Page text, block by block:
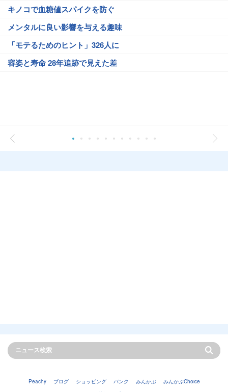
キノコで血糖値スパイクを防ぐ
メンタルに良い影響を与える趣味
「モテるためのヒント」326人に
容姿と寿命 28年追跡で見えた差
Peachy ブログ ショッピング バンク みんかぶ
みんかぶChoice